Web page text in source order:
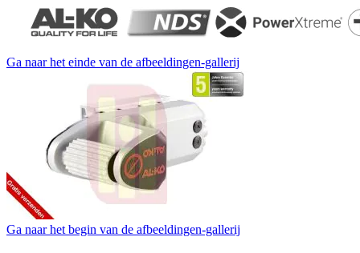
Ga naar het einde van de afbeeldingen-gallerij
Ga naar het begin van de afbeeldingen-gallerij